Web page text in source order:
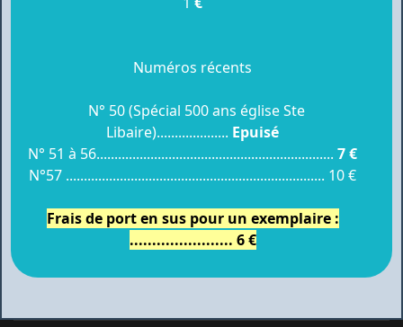
Numéros récents
N° 50 (Spécial 500 ans église Ste
Libaire).................... Epuisé
N° 51 à 56.................................................................. 7 €
N°57 ........................................................................ 10 €
Frais de port en sus pour un exemplaire :
....................... 6 €